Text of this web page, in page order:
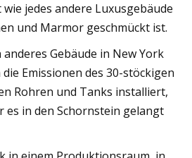
jedes andere Luxusgebäude
und Marmor geschmückt ist.
Gebäude in New York
Emissionen des 30-stöckigen
Rohren und Tanks installiert,
es in den Schornstein gelangt